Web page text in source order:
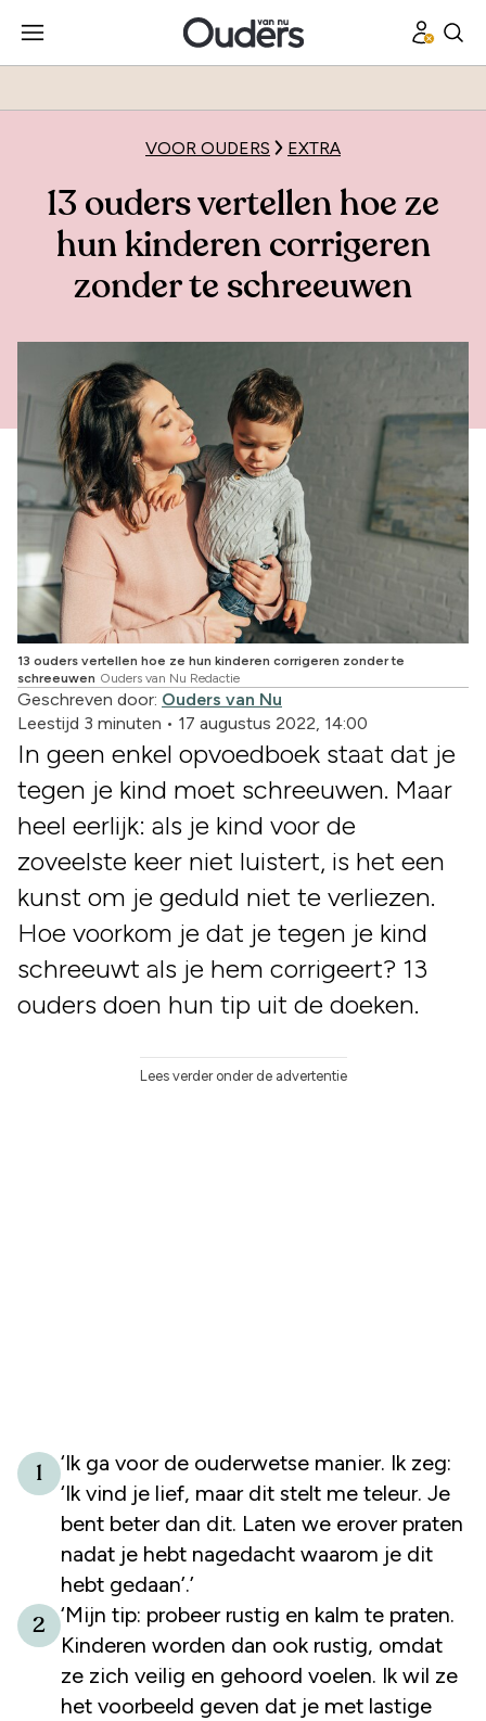
VOOR OUDERS EXTRA
13 ouders vertellen hoe ze
hun kinderen corrigeren
zonder te schreeuwen
13 ouders vertellen hoe ze hun kinderen corrigeren zonder te
schreeuwen Ouders van Nu Redactie
Geschreven door: Ouders van Nu
Leestijd 3 minuten • 17 augustus 2022, 14:00
In geen enkel opvoedboek staat dat je
tegen je kind moet schreeuwen. Maar
heel eerlijk: als je kind voor de
zoveelste keer niet luistert, is het een
kunst om je geduld niet te verliezen.
Hoe voorkom je dat je tegen je kind
schreeuwt als je hem corrigeert? 13
ouders doen hun tip uit de doeken.
Lees verder onder de advertentie
1
‘Ik ga voor de ouderwetse manier. Ik zeg:
‘Ik vind je lief, maar dit stelt me teleur. Je
bent beter dan dit. Laten we erover praten
nadat je hebt nagedacht waarom je dit
hebt gedaan’.’
2
‘Mijn tip: probeer rustig en kalm te praten.
Kinderen worden dan ook rustig, omdat
ze zich veilig en gehoord voelen. Ik wil ze
het voorbeeld geven dat je met lastige